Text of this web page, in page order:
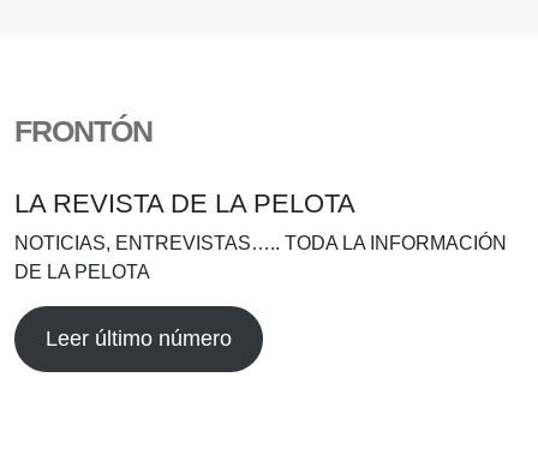
FRONTÓN
LA REVISTA DE LA PELOTA
NOTICIAS, ENTREVISTAS….. TODA LA INFORMACIÓN
DE LA PELOTA
Leer último número